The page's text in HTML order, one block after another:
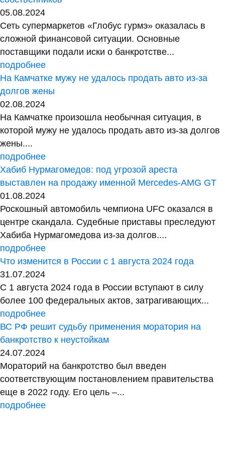
05.08.2024
Сеть супермаркетов «Глобус гурмэ» оказалась в
сложной финансовой ситуации. Основные
поставщики подали иски о банкротстве...
подробнее
На Камчатке мужу не удалось продать авто из-за
долгов жены
02.08.2024
На Камчатке произошла необычная ситуация, в
которой мужу не удалось продать авто из-за долгов
жены....
подробнее
Хабиб Нурмагомедов: под угрозой ареста
выставлен на продажу именной Mercedes-AMG GT
01.08.2024
Роскошный автомобиль чемпиона UFC оказался в
центре скандала. Судебные приставы преследуют
Хабиба Нурмагомедова из-за долгов....
подробнее
Что изменится в России с 1 августа 2024 года
31.07.2024
С 1 августа 2024 года в России вступают в силу
более 100 федеральных актов, затрагивающих...
подробнее
ВС РФ решит судьбу применения моратория на
банкротство к неустойкам
24.07.2024
Мораторий на банкротство был введен
соответствующим постановлением правительства
еще в 2022 году. Его цель –...
подробнее